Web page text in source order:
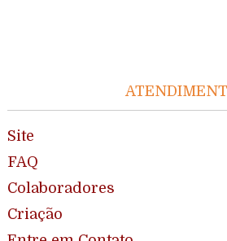
Site
FAQ
Colaboradores
Criação